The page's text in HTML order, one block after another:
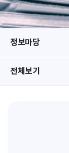
정보마당
전체보기